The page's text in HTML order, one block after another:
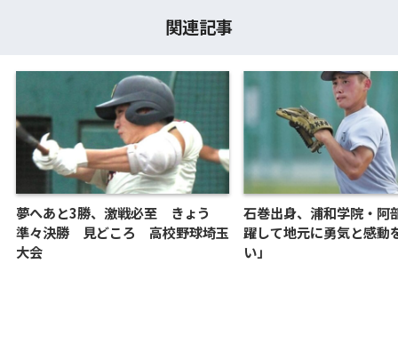
関連記事
夢へあと3勝、激戦必至 きょう
準々決勝 見どころ 高校野球埼玉
大会
石巻出身、浦和学院・阿
躍して地元に勇気と感動
い」